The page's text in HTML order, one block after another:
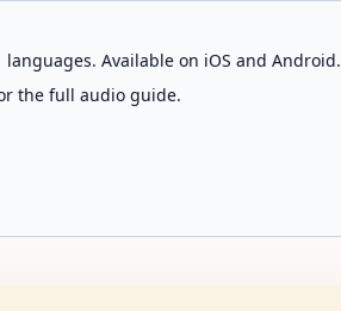
Available on iOS and Android.
the full audio guide.